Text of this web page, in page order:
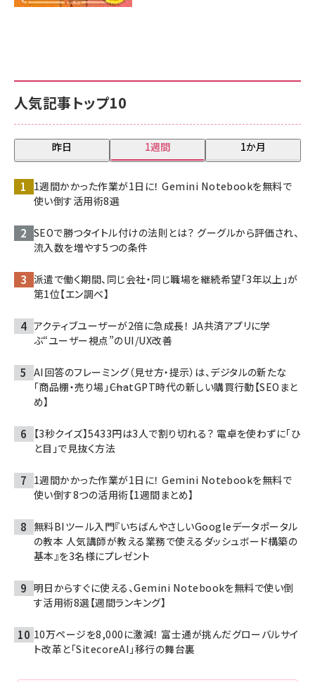
人気記事トップ10
昨日 1週間 1か月
1週間かかった作業が1日に！ Gemini Notebookを無料で
使い倒す活用術8選
SEOで勝つタイトル付けの法則とは？ グーグルから評価され、
流入数を増やす5つの条件
派遣で働く期間、同じ会社・同じ職場を継続希望「3年以上」が
第1位【エン調べ】
アクティブユーザーが2倍に急成長！ JA共済アプリに学
ぶ“ユーザー視点”のUI/UX改善
AI回答のフレーミング（見せ方・提示）は、デジタルの新たな
「商品棚・売り場」――ChatGPT時代の新しい購買行動【SEOまと
め】
【3秒クイズ】5433円は3人で割り切れる？ 電卓を使わずに「ひ
と目」で見抜く方法
1週間かかった作業が1日に！ Gemini Notebookを無料で
使い倒す8つの活用術【1週間まとめ】
無料BIツール入門『いちばんやさしいGoogleデータポータル
の教本 人気講師が教える業務で使えるダッシュボード構築の
基本』を3名様にプレゼント
明日からすぐに使える、Gemini Notebookを無料で使い倒
す活用術8選【週間ランキング】
10万ページを8,000に激減！ 富士通が挑んだグローバルサイ
ト改革と「SitecoreAI」移行の舞台裏